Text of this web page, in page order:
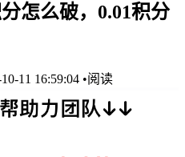
怎么破，0.01积分
11 16:59:04 •阅读